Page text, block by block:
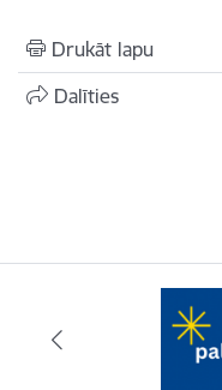
Drukāt lapu
Dalīties